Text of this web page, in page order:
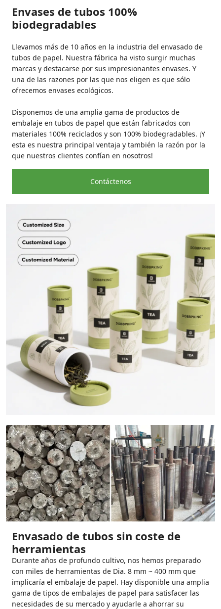
Envases de tubos 100%
biodegradables
Llevamos más de 10 años en la industria del envasado de
tubos de papel. Nuestra fábrica ha visto surgir muchas
marcas y destacarse por sus impresionantes envases. Y
una de las razones por las que nos eligen es que sólo
ofrecemos envases ecológicos.
Disponemos de una amplia gama de productos de
embalaje en tubos de papel que están fabricados con
materiales 100% reciclados y son 100% biodegradables. ¡Y
esta es nuestra principal ventaja y también la razón por la
que nuestros clientes confían en nosotros!
Contáctenos
Envasado de tubos sin coste de
herramientas
Durante años de profundo cultivo, nos hemos preparado
con miles de herramientas de Dia. 8 mm ~ 400 mm que
implicaría el embalaje de papel. Hay disponible una amplia
gama de tipos de embalajes de papel para satisfacer las
necesidades de su mercado y ayudarle a ahorrar su